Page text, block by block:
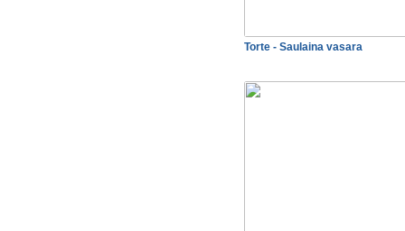
Torte - Saulaina vasara